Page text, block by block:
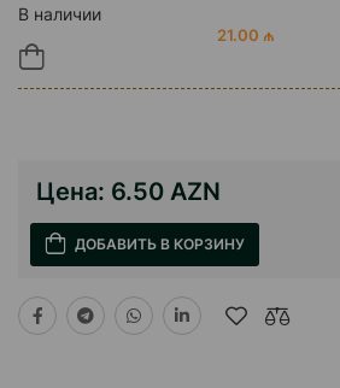
В наличии
21.00 ₼
Цена: 6.50 AZN
ДОБАВИТЬ В КОРЗИНУ